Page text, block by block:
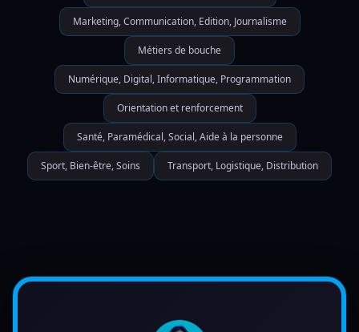
Marketing, Communication, Edition, Journalisme
Métiers de bouche
Numérique, Digital, Informatique, Programmation
Orientation et renforcement
Santé, Paramédical, Social, Aide à la personne
Sport, Bien-être, Soins Transport, Logistique, Distribution